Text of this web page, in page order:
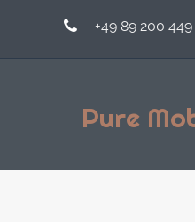
+49 89 200 449
Pure